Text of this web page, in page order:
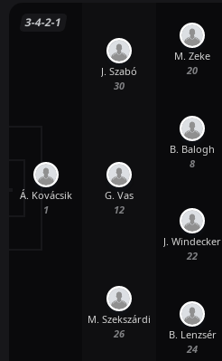
3-4-2-1
Á. Kovácsik
1
M. Szekszárdi
26
G. Vas
12
J. Szabó
30
B. Lenzsér
24
J. Windecker
22
B. Balogh
8
M. Zeke
20